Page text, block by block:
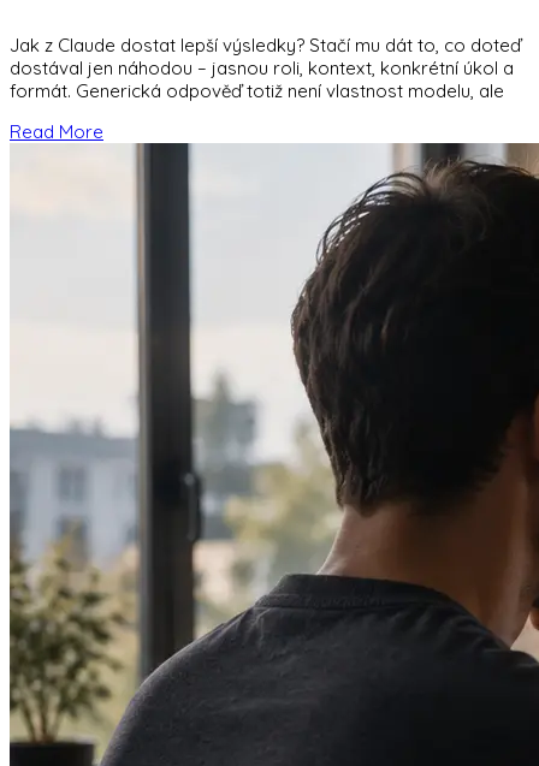
Jak z Claude dostat lepší výsledky? Stačí mu dát to, co doteď
dostával jen náhodou – jasnou roli, kontext, konkrétní úkol a
formát. Generická odpověď totiž není vlastnost modelu, ale
Read More